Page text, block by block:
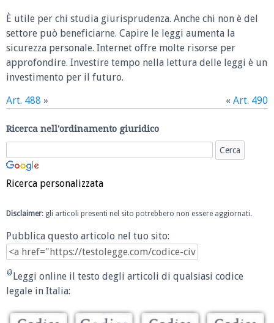
È utile per chi studia giurisprudenza. Anche chi non è del
settore può beneficiarne. Capire le leggi aumenta la
sicurezza personale. Internet offre molte risorse per
approfondire. Investire tempo nella lettura delle leggi è un
investimento per il futuro.
Art. 488 » « Art. 490
Ricerca nell'ordinamento giuridico
Ricerca personalizzata
Disclaimer: gli articoli presenti nel sito potrebbero non essere aggiornati.
Pubblica questo articolo nel tuo sito:
Leggi online il testo degli articoli di qualsiasi codice
legale in Italia: